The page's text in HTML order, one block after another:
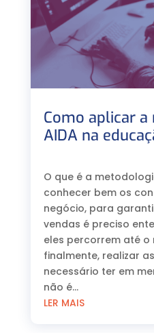
Como aplicar
AIDA na
O que é a
conhecer bem os
negócio, para
vendas é preciso
eles percorrem até o
finalmente, realizar
necessário ter em
não é...
LER MAIS